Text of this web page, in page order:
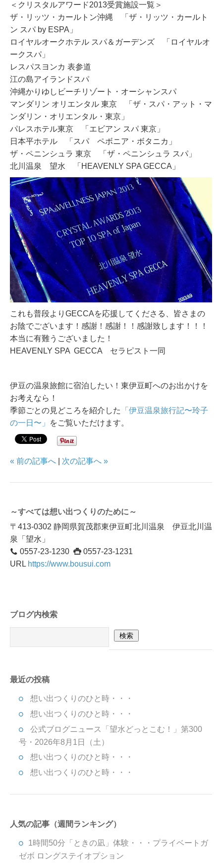
＜クリスタルアワード2013受賞施設一覧＞
ザ・リッツ・カールトン沖縄 「ザ・リッツ・カールト
ン スパ by ESPA」
ロイヤルオークホテル スパ＆ガーデンズ 「ロイヤルオ
ークスパ」
レスパスヨンカ 表参道
江の島アイランドスパ
沖縄かりゆしビーチリゾート・オーシャンスパ
マンダリン オリエンタル 東京 「ザ・スパ・アット・マ
ンダリン・オリエンタル・東京」
パレスホテル東京 「エビアン スパ 東京」
日本平ホテル 「スパ ペボニア・ボタニカ」
ザ・ペニンシュラ 東京 「ザ・ペニンシュラ スパ」
北川温泉 望水 「HEAVENLY SPA GECCA」
これも普段よりGECCAを応援してくださる、皆さまの
お陰でございます！ 感謝！感謝！！感謝致します！！！
本当に有難うございました！
HEAVENLY SPA GECCA セラピスト一同
伊豆の温泉旅館に宿泊したい！東伊豆町へのお出かけを
お考えなら！
季節ごとの見どころを紹介した
「伊豆温泉旅行記〜玲子
の一日〜」
をご覧いただけます。
« 前の記事へ 次の記事へ »
～すべては想い出つくりのために～
〒413-0302 静岡県賀茂郡東伊豆町北川温泉 伊豆北川温
泉「望水」
0557-23-1230
0557-23-1231
URL https://www.bousui.com
ブログ内検索
最近の投稿
想い出つくりのひと時・・・
想い出つくりのひと時・・・
公式ブログニュース「望水どっとこむ！」第300
号・2026年8月1日（土）
想い出つくりのひと時・・・
想い出つくりのひと時・・・
人気の記事（週間ランキング）
1時間50分「ときの凪」体験・・・プライベートガ
ゼボ ロングステイオプション